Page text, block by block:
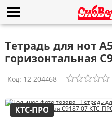
Тетрадь для нот
горизонтальная
Код: 12-204468
КТС-ПРО